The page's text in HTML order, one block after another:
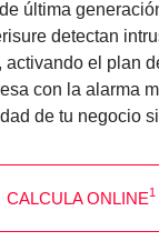
última
detectan
activando el plan
con la alarma
de tu negocio
CALCULA ONLINE1